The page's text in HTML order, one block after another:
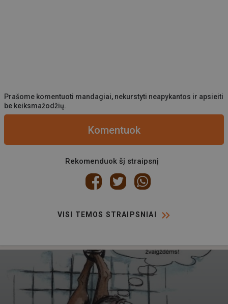
Prašome komentuoti mandagiai, nekurstyti neapykantos ir apsieiti
be keiksmažodžių.
Komentuok
Rekomenduok šį straipsnį
VISI TEMOS STRAIPSNIAI